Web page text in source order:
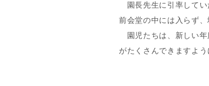
園長先生に引率してい
前会堂の中には入らず、
園児たちは、新しい年
がたくさんできますよ